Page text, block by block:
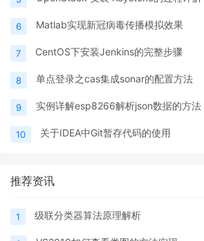
6 Matlab实现新冠病毒传播模拟效果
7 CentOS下安装Jenkins的完整步骤
8 单点登录之cas集成sonar的配置方法
9 实例详解esp8266解析json数据的方法
10 关于IDEA中Git暂存代码的使用
推荐资讯
1 级联分类器算法原理解析